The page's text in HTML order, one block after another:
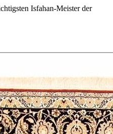
Isfahan-Meister der